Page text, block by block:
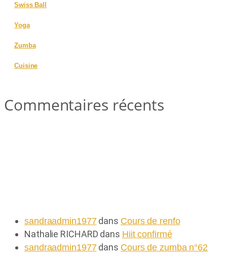
Swiss Ball
Yoga
Zumba
Cuisine
Commentaires récents
sandraadmin1977dans Cours de renfo
Nathalie RICHARD dans Hiit confirmé
sandraadmin1977dans Cours de zumba n°62